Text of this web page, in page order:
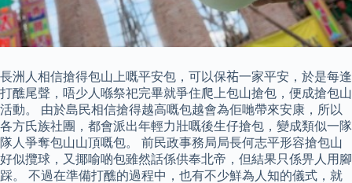
長洲人相信搶得包山上嘅平安包，可以保𧙗一家平安，於是每逢
打醮尾聲，唔少人喺祭祀完畢就爭住爬上包山搶包，便成搶包山
活動。 由於島民相信搶得越高嘅包越會為佢哋帶來安康，所以
各方氏族社團，都會派出年輕力壯嘅後生仔搶包，變成類似一隊
隊人爭奪包山山頂嘅包。 前民政事務局局長何志平形容搶包山
好似攬球，又揶喻啲包雖然話係供奉北帝，但結果只係畀人用腳
踩。 不過在準備打醮的過程中，也有不少鮮為人知的儀式，就